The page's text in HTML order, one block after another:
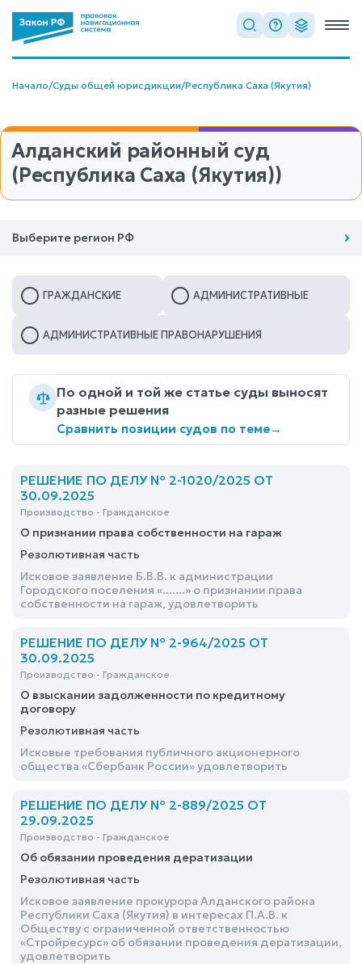
Начало/Суды общей юрисдикции/Республика Саха (Якутия)
Алданский районный суд
(Республика Саха (Якутия))
Выберите регион РФ
ГРАЖДАНСКИЕ АДМИНИСТРАТИВНЫЕ
АДМИНИСТРАТИВНЫЕ ПРАВОНАРУШЕНИЯ
По одной и той же статье суды выносят
разные решения
Сравнить позиции судов по теме→
РЕШЕНИЕ ПО ДЕЛУ № 2-1020/2025 ОТ
30.09.2025
Производство - Гражданское
О признании права собственности на гараж
Резолютивная часть
Исковое заявление Б.В.В. к администрации
Городского поселения «.......» о признании права
собственности на гараж, удовлетворить
РЕШЕНИЕ ПО ДЕЛУ № 2-964/2025 ОТ
30.09.2025
Производство - Гражданское
О взыскании задолженности по кредитному
договору
Резолютивная часть
Исковые требования публичного акционерного
общества «Сбербанк России» удовлетворить
РЕШЕНИЕ ПО ДЕЛУ № 2-889/2025 ОТ
29.09.2025
Производство - Гражданское
Об обязании проведения дератизации
Резолютивная часть
Исковое заявление прокурора Алданского района
Республики Саха (Якутия) в интересах П.А.В. к
Обществу с ограниченной ответственностью
«Стройресурс» об обязании проведения дератизации,
удовлетворить